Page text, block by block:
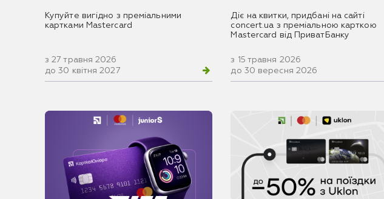
Купуйте вигідно з преміальними
картками Mastercard
з 27 травня 2026
до 30 квітня 2027
Діє на квитки, придбані на сайті
concert.ua з преміальною карткою
Mastercard від ПриватБанку
з 15 травня 2026
до 30 вересня 2026